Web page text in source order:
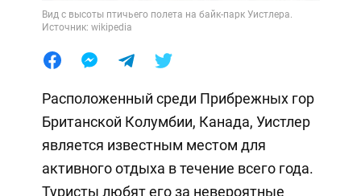
Вид с высоты птичьего полета на байк-парк Уистлера.
Источник: wikipedia
Расположенный среди Прибрежных гор
Британской Колумбии, Канада, Уистлер
является известным местом для
активного отдыха в течение всего года.
Туристы любят его за невероятные